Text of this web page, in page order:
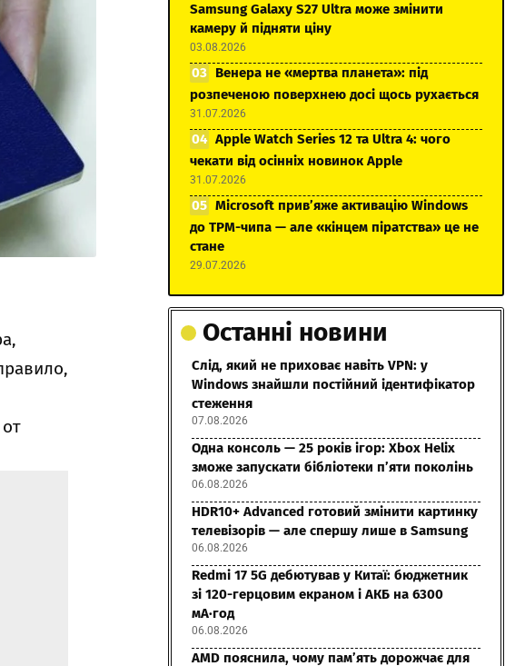
Samsung Galaxy S27 Ultra може змінити
камеру й підняти ціну
03.08.2026
Венера не «мертва планета»: під
розпеченою поверхнею досі щось рухається
31.07.2026
Apple Watch Series 12 та Ultra 4: чого
чекати від осінніх новинок Apple
31.07.2026
Microsoft прив’яже активацію Windows
до TPM-чипа — але «кінцем піратства» це не
стане
29.07.2026
Останні новини
Слід, який не приховає навіть VPN: у
Windows знайшли постійний ідентифікатор
стеження
07.08.2026
Одна консоль — 25 років ігор: Xbox Helix
зможе запускати бібліотеки п’яти поколінь
06.08.2026
HDR10+ Advanced готовий змінити картинку
телевізорів — але спершу лише в Samsung
06.08.2026
Redmi 17 5G дебютував у Китаї: бюджетник
зі 120-герцовим екраном і АКБ на 6300
мА·год
06.08.2026
AMD пояснила, чому пам’ять дорожчає для